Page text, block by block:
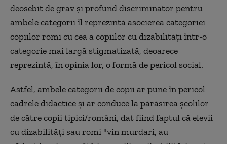
deosebit de grav şi profund discriminator pentru
ambele categorii îl reprezintă asocierea categoriei
copiilor romi cu cea a copiilor cu dizabilităţi într-o
categorie mai largă stigmatizată, deoarece
reprezintă, în opinia lor, o formă de pericol social.
Astfel, ambele categorii de copii ar pune în pericol
cadrele didactice şi ar conduce la părăsirea şcolilor
de către copii tipici/români, dat fiind faptul că elevii
cu dizabilităţi sau romi "vin murdari, au